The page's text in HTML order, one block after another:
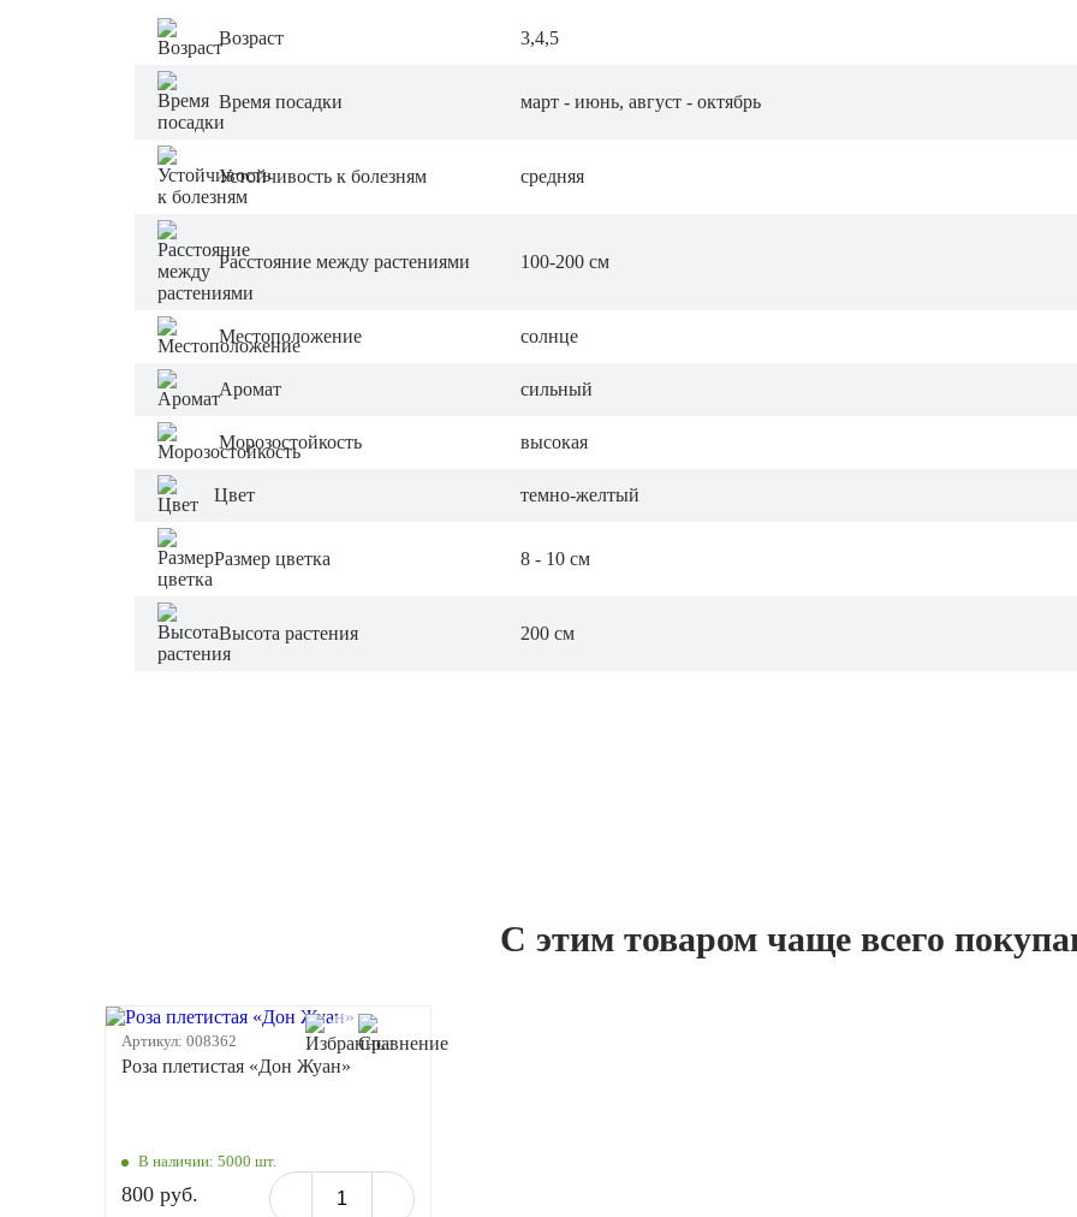
Возраст 3,4,5
Время посадки март - июнь, август - октябрь
Устойчивость к болезням средняя
Расстояние между растениями 100-200 см
Местоположение солнце
Аромат сильный
Морозостойкость высокая
Цвет темно-желтый
Размер цветка 8 - 10 см
Высота растения 200 см
С этим товаром чаще всего
Артикул: 008362
Роза плетистая «Дон Жуан»
В наличии: 5000 шт.
800 руб.